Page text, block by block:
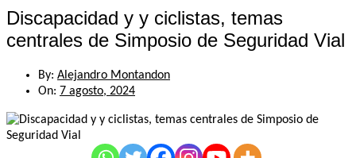
Discapacidad y y ciclistas, temas
centrales de Simposio de Seguridad Vial
By: Alejandro Montandon
On: 7 agosto, 2024